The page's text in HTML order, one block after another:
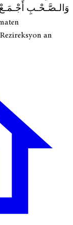
وَالـصَّـحْـبِ أَجْـمَـعْ
an